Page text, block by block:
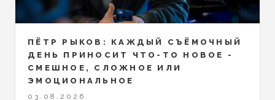
ПЁТР РЫКОВ: КАЖДЫЙ СЪЁМОЧНЫЙ
ДЕНЬ ПРИНОСИТ ЧТО-ТО НОВОЕ -
СМЕШНОЕ, СЛОЖНОЕ ИЛИ
ЭМОЦИОНАЛЬНОЕ
03.08.2026